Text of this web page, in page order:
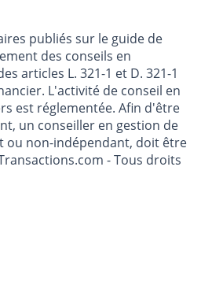
financières
publiés sur le guide de
des conseils en
articles L. 321-1 et D. 321-1
L'activité de conseil en
est réglementée. Afin d'être
un conseiller en gestion de
non-indépendant, doit être
- Tous droits